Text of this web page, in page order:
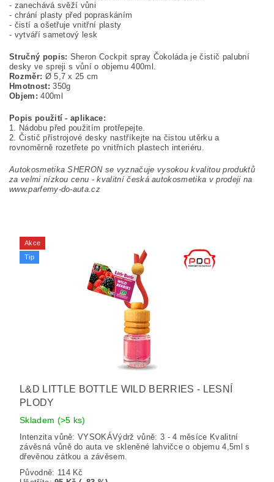
- zanechává svěží vůni
- chrání plasty před popraskáním
- čistí a ošetřuje vnitřní plasty
- vytváří sametový lesk
Stručný popis: Sheron Cockpit spray Čokoláda je čistič palubní
desky ve spreji s vůní o objemu 400ml.
Rozměr: Ø 5,7 x 25 cm
Hmotnost:350g
Objem: 400ml
Popis použití - aplikace:
1. Nádobu před použitím protřepejte.
2. Čistič přístrojové desky nastříkejte na čistou utěrku a
rovnoměrně rozetřete po vnitřních plastech interiéru.
Autokosmetika SHERON se vyznačuje vysokou kvalitou produktů
za velmi nízkou cenu - kvalitní česká autokosmetika v prodeji na
www.parfemy-do-auta.cz
Akce
Tip
L&D LITTLE BOTTLE WILD BERRIES - LESNÍ
PLODY
Skladem (>5 ks)
Intenzita vůně: VYSOKÁVýdrž vůně: 3 - 4 měsíce Kvalitní
závěsná vůně do auta ve skleněné lahvičce o objemu 4,5ml s
dřevěnou zátkou a závěsem.
Původně: 114 Kč